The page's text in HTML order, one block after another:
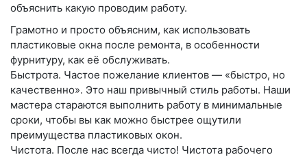
объяснить какую проводим работу.
Грамотно и просто объясним, как использовать
пластиковые окна после ремонта, в особенности
фурнитуру, как её обслуживать.
Быстрота. Частое пожелание клиентов — «быстро, но
качественно». Это наш привычный стиль работы. Наши
мастера стараются выполнить работу в минимальные
сроки, чтобы вы как можно быстрее ощутили
преимущества пластиковых окон.
Чистота. После нас всегда чисто! Чистота рабочего